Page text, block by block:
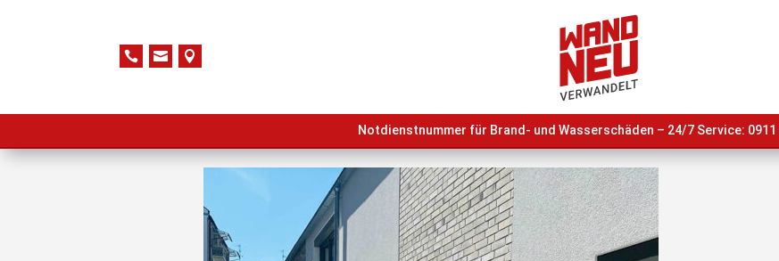
  
Notdienstnummer für Brand- und Wasserschäden – 24/7 Service: 0911